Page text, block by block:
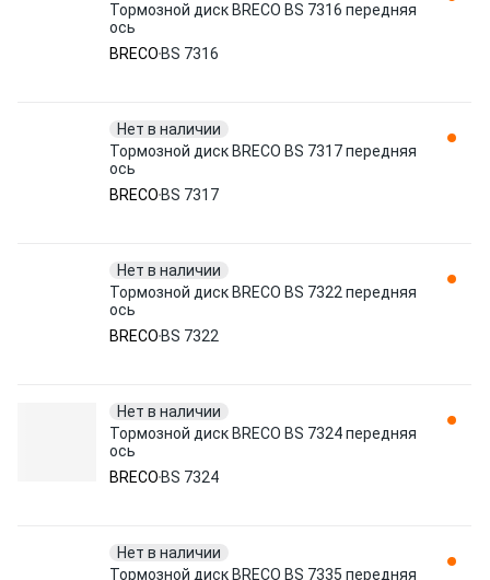
Тормозной диск BRECO BS 7316 передняя
ось
BRECO BS 7316
Нет в наличии
Тормозной диск BRECO BS 7317 передняя
ось
BRECO BS 7317
Нет в наличии
Тормозной диск BRECO BS 7322 передняя
ось
BRECO BS 7322
Нет в наличии
Тормозной диск BRECO BS 7324 передняя
ось
BRECO BS 7324
Нет в наличии
Тормозной диск BRECO BS 7335 передняя